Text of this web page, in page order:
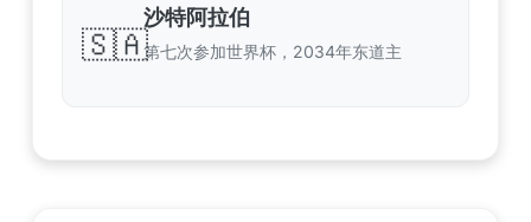
🇸🇦
沙特阿拉伯
第七次参加世界杯，2034年东道主